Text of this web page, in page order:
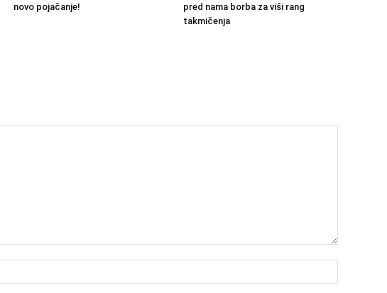
novo pojačanje!
pred nama borba za viši rang
takmičenja